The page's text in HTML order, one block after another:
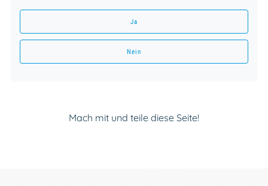
Ja
Nein
Mach mit und teile diese Seite!